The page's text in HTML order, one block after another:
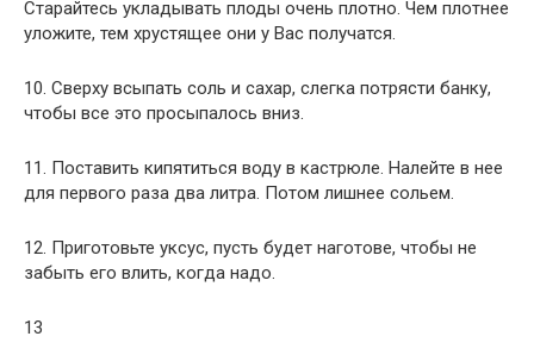
Старайтесь укладывать плоды очень плотно. Чем плотнее
уложите, тем хрустящее они у Вас получатся.
10. Сверху всыпать соль и сахар, слегка потрясти банку,
чтобы все это просыпалось вниз.
11. Поставить кипятиться воду в кастрюле. Налейте в нее
для первого раза два литра. Потом лишнее сольем.
12. Приготовьте уксус, пусть будет наготове, чтобы не
забыть его влить, когда надо.
13